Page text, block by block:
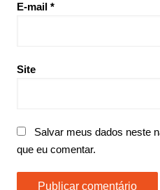
E-mail *
Site
Salvar meus dados neste
que eu comentar.